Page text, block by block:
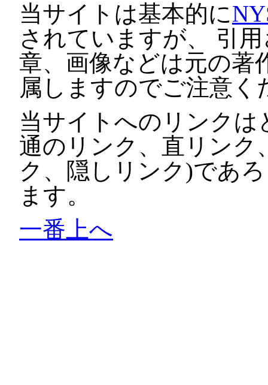
当サイトは基本的に
されていますが、 引
章、画像などは元の著
属しますのでご注意く
当サイトへのリンクは
通のリンク、直リンク
ク、隠しリンク)であ
ます。
一番上へ